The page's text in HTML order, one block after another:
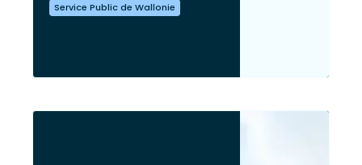
Service Public de Wallonie